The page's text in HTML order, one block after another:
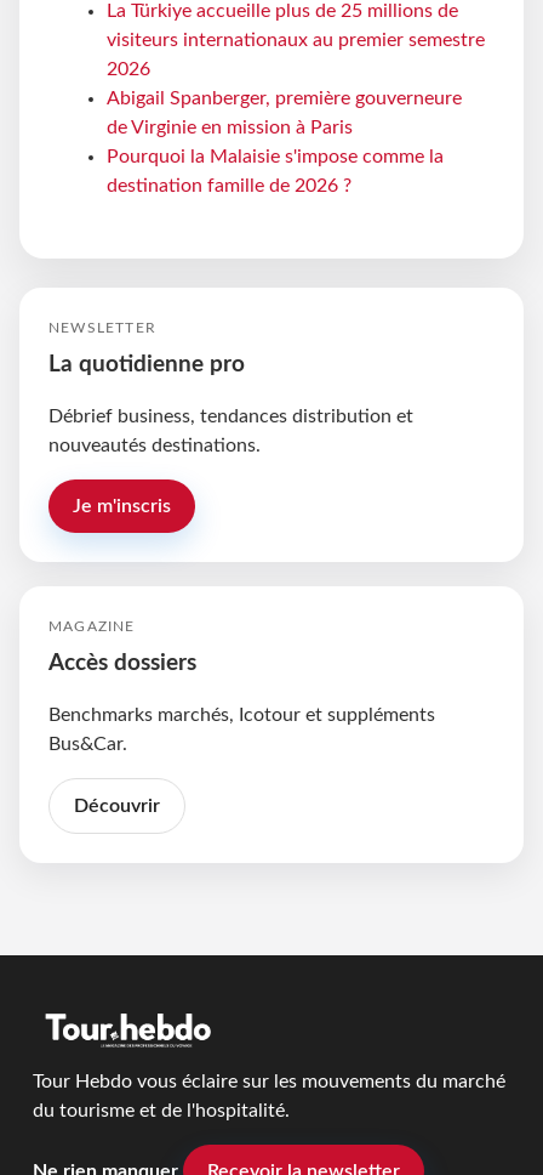
La Türkiye accueille plus de 25 millions de
visiteurs internationaux au premier semestre
2026
Abigail Spanberger, première gouverneure
de Virginie en mission à Paris
Pourquoi la Malaisie s'impose comme la
destination famille de 2026 ?
NEWSLETTER
La quotidienne pro
Débrief business, tendances distribution et
nouveautés destinations.
Je m'inscris
MAGAZINE
Accès dossiers
Benchmarks marchés, Icotour et suppléments
Bus&Car.
Découvrir
Tour Hebdo vous éclaire sur les mouvements du marché
du tourisme et de l'hospitalité.